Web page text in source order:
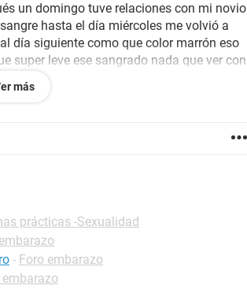
un domingo tuve relaciones con mi novio
hasta el día miércoles me volvió a
día siguiente como que color marrón eso
super leve ese sangrado nada que ver con
orina) y salio negativa
más
prácticas -Sexualidad
- Foro embarazo
embarazo